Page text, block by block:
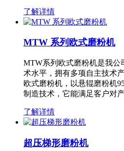
了解详情
MTW 系列欧式磨粉机
MTW系列欧式磨粉机是我公
术水平，拥有多项自主技术
欧式磨粉机，以悬辊磨粉机
制造技术，它能满足客户对
了解详情
超压梯形磨粉机